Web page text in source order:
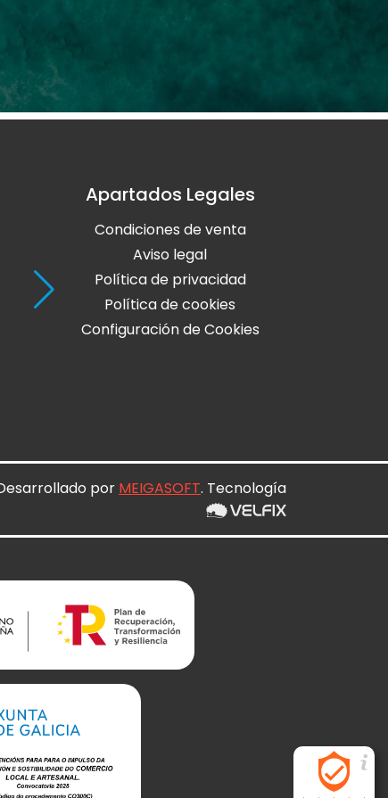
Holaola Ribadeo
Avda de Leopoldo Calvo Sotelo,
Teléfono: 982 128 424
online@holaola.com
Apartados Legales
Condiciones de venta
Aviso legal
Política de privacidad
Política de cookies
Configuración de Cookies
por MEIGASOFT. Tecnología